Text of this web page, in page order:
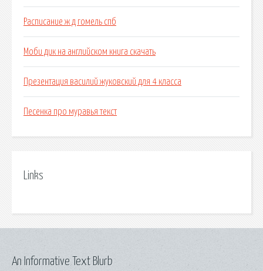
Расписание ж д гомель спб
Моби дик на английском книга скачать
Презентация василий жуковский для 4 класса
Песенка про муравья текст
Links
An Informative Text Blurb